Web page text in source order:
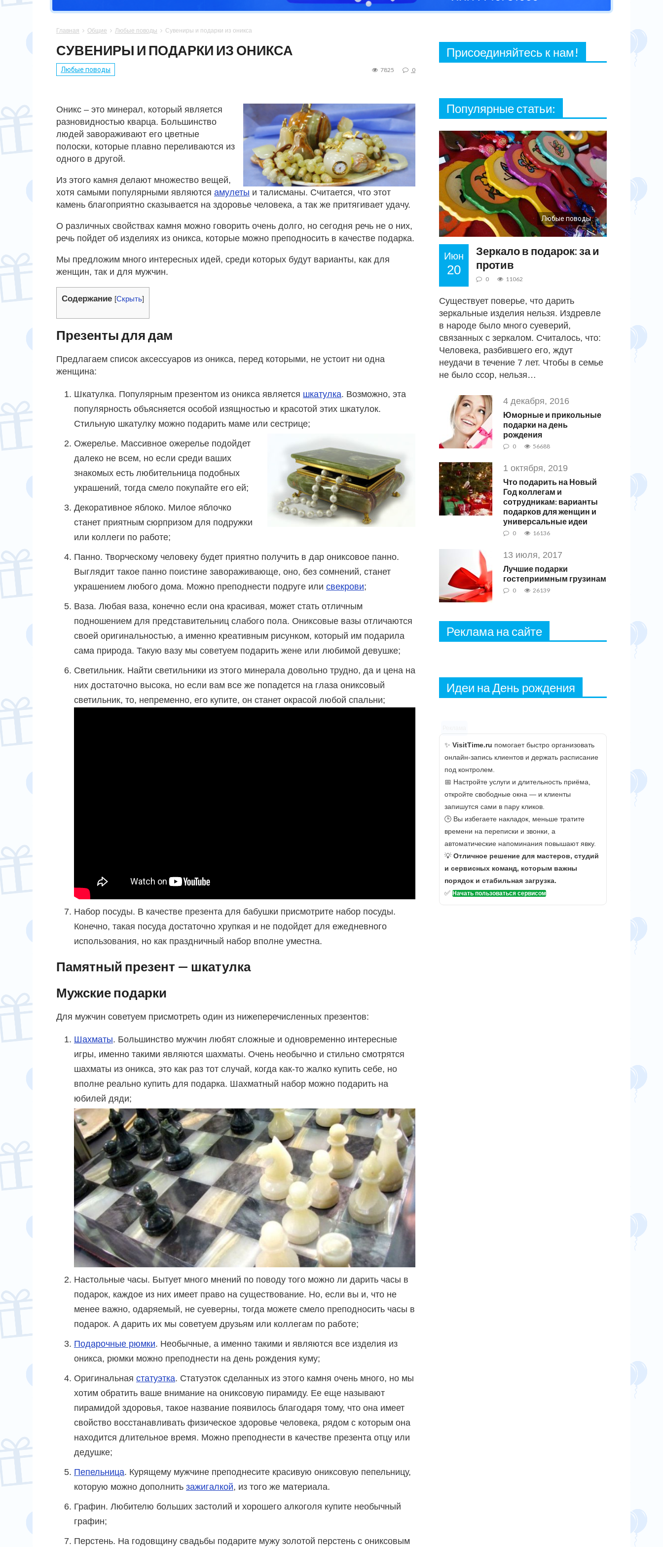
СПОРТСМЕНУ
27 ФЕВРАЛЯ, 2021
МАМЕ
ПОДРУГЕ
ПАПЕ
СЫНУ
ПАСХА
ЮБИЛЕЙ
Главная  Общие  Любые поводы  Сувениры и подарки из оникса
СУВЕНИРЫ И ПОДАРКИ ИЗ ОНИКСА
Любые поводы 7825 0
Оникс – это минерал, который является
разновидностью кварца. Большинство
людей завораживают его цветные
полоски, которые плавно переливаются из
одного в другой.
Из этого камня делают множество вещей,
хотя самыми популярными являются амулеты и талисманы. Считается, что этот
камень благоприятно сказывается на здоровье человека, а так же притягивает удачу.
О различных свойствах камня можно говорить очень долго, но сегодня речь не о них,
речь пойдет об изделиях из оникса, которые можно преподносить в качестве подарка.
Мы предложим много интересных идей, среди которых будут варианты, как для
женщин, так и для мужчин.
Содержание [Скрыть]
Презенты для дам
Предлагаем список аксессуаров из оникса, перед которыми, не устоит ни одна
женщина:
Шкатулка. Популярным презентом из оникса является шкатулка. Возможно, эта
популярность объясняется особой изящностью и красотой этих шкатулок.
Стильную шкатулку можно подарить маме или сестрице;
Ожерелье. Массивное ожерелье подойдет
далеко не всем, но если среди ваших
знакомых есть любительница подобных
украшений, тогда смело покупайте его ей;
Декоративное яблоко. Милое яблочко
станет приятным сюрпризом для подружки
или коллеги по работе;
Панно. Творческому человеку будет приятно получить в дар ониксовое панно.
Выглядит такое панно поистине завораживающе, оно, без сомнений, станет
украшением любого дома. Можно преподнести подруге или свекрови;
Ваза. Любая ваза, конечно если она красивая, может стать отличным
подношением для представительниц слабого пола. Ониксовые вазы отличаются
своей оригинальностью, а именно креативным рисунком, который им подарила
сама природа. Такую вазу мы советуем подарить жене или любимой девушке;
Светильник. Найти светильники из этого минерала довольно трудно, да и цена на
них достаточно высока, но если вам все же попадется на глаза ониксовый
светильник, то, непременно, его купите, он станет окрасой любой спальни;
Набор посуды. В качестве презента для бабушки присмотрите набор посуды.
Конечно, такая посуда достаточно хрупкая и не подойдет для ежедневного
использования, но как праздничный набор вполне уместна.
Памятный презент — шкатулка
Мужские подарки
Для мужчин советуем присмотреть один из нижеперечисленных презентов:
Шахматы. Большинство мужчин любят сложные и одновременно интересные
игры, именно такими являются шахматы. Очень необычно и стильно смотрятся
шахматы из оникса, это как раз тот случай, когда как-то жалко купить себе, но
вполне реально купить для подарка. Шахматный набор можно подарить на
юбилей дяди;
Настольные часы. Бытует много мнений по поводу того можно ли дарить часы в
подарок, каждое из них имеет право на существование. Но, если вы и, что не
менее важно, одаряемый, не суеверны, тогда можете смело преподносить часы в
подарок. А дарить их мы советуем друзьям или коллегам по работе;
Подарочные рюмки. Необычные, а именно такими и являются все изделия из
оникса, рюмки можно преподнести на день рождения куму;
Оригинальная статуэтка. Статуэток сделанных из этого камня очень много, но мы
хотим обратить ваше внимание на ониксовую пирамиду. Ее еще называют
пирамидой здоровья, такое название появилось благодаря тому, что она имеет
свойство восстанавливать физическое здоровье человека, рядом с которым она
находится длительное время. Можно преподнести в качестве презента отцу или
дедушке;
Пепельница. Курящему мужчине преподнесите красивую ониксовую пепельницу,
которую можно дополнить зажигалкой, из того же материала.
Графин. Любителю больших застолий и хорошего алкоголя купите необычный
графин;
Перстень. На годовщину свадьбы подарите мужу золотой перстень с ониксовым
Присоединяйтесь к нам!
Популярные статьи:
Любые поводы
Июн
20
Зеркало в подарок: за и
против
0 11062
Существует поверье, что дарить
зеркальные изделия нельзя. Издревле
в народе было много суеверий,
связанных с зеркалом. Считалось, что:
Человека, разбившего его, ждут
неудачи в течение 7 лет. Чтобы в семье
не было ссор, нельзя…
4 декабря, 2016
Юморные и прикольные
подарки на день
рождения
0 56688
1 октября, 2019
Что подарить на Новый
Год коллегам и
сотрудникам: варианты
подарков для женщин и
универсальные идеи
0 16136
13 июля, 2017
Лучшие подарки
гостеприимным грузинам
0 26139
Реклама на сайте
Идеи на День рождения
✨ VisitTime.ru помогает быстро организовать
онлайн-запись клиентов и держать расписание
под контролем.
📅 Настройте услуги и длительность приёма,
откройте свободные окна — и клиенты
запишутся сами в пару кликов.
🕒 Вы избегаете накладок, меньше тратите
времени на переписки и звонки, а
автоматические напоминания повышают явку.
💡 Отличное решение для мастеров, студий
и сервисных команд, которым важны
порядок и стабильная загрузка.
✅ Начать пользоваться сервисом